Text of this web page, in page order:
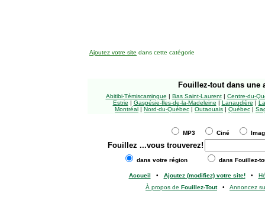
Ajoutez votre site dans cette catégorie
Fouillez-tout dans une
Abitibi-Témiscamingue | Bas Saint-Laurent| Centre-du-
Estrie | Gaspésie-Îles-de-la-Madeleine | Lanaudière |
Montréal | Nord-du-Québec | Outaouais | Québec |
MP3 Ciné
Fouillez ...vous trouverez!
dans votre région dans Fouillez-
Accueil • Ajoutez (modifiez) votre site!•
À propos de Fouillez-Tout• Annoncez